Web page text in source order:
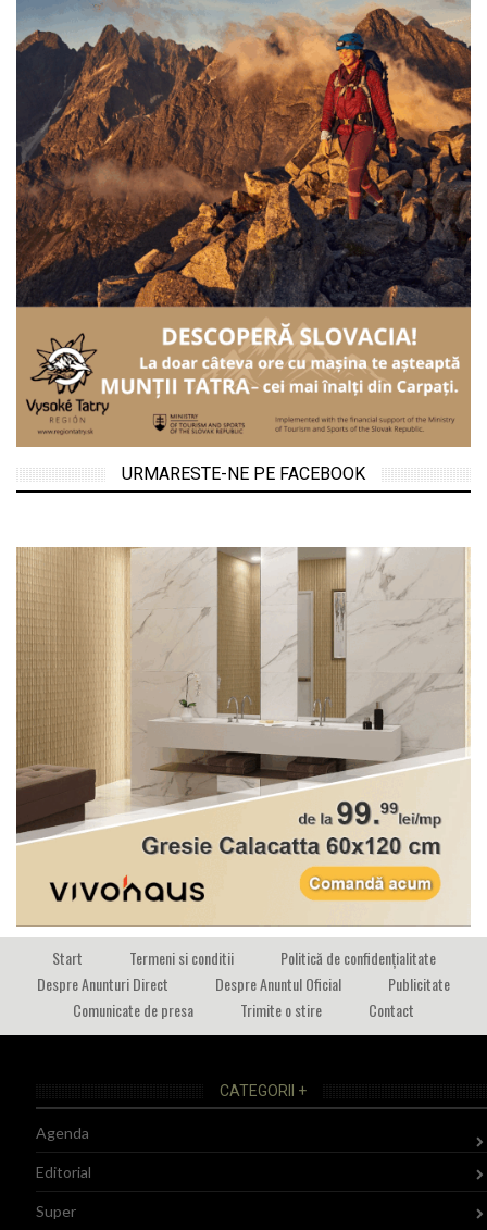
URMARESTE-NE PE FACEBOOK
Start Termeni si conditii
Politică de confidențialitate
Despre Anunturi Direct
Despre Anuntul Oficial
Publicitate
Comunicate de presa
Trimite o stire Contact
CATEGORII +
Agenda
Editorial
Super